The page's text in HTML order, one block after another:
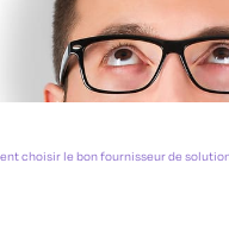
choisir le bon fournisseur de